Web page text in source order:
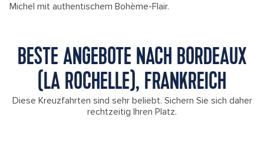
Michel mit authentischem Bohème-Flair.
BESTE ANGEBOTE NACH BORDEAUX
(LA ROCHELLE), FRANKREICH
Diese Kreuzfahrten sind sehr beliebt. Sichern Sie sich daher
rechtzeitig Ihren Platz.